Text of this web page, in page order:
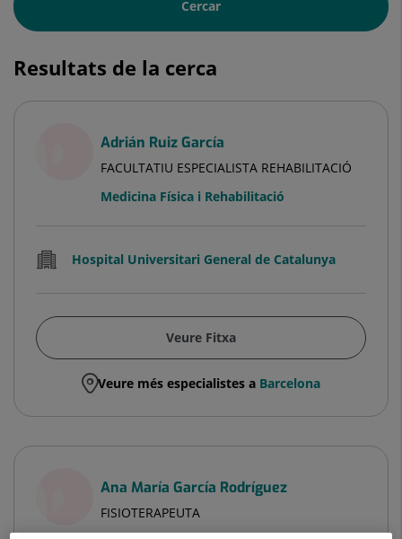
Cercar
Resultats de la cerca
Adrián Ruiz García
FACULTATIU ESPECIALISTA REHABILITACIÓ
Medicina Física i Rehabilitació
Hospital Universitari General de Catalunya
Veure Fitxa
Veure més especialistes a Barcelona
Ana María García Rodríguez
FISIOTERAPEUTA